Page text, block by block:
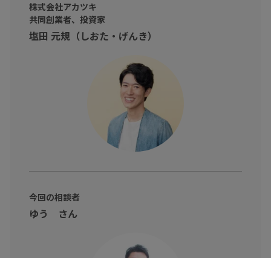
に、今ではローリスクな選択をするように。
一方、Web運用のIT企業で働くくわっちさんは、仕事・キャリア
悩めるビジネスパーソンへ、塩田氏が伝えたいこととは？
第一回、ゆうさんのお悩みはこちら！
株式会社アカツキ
共同創業者、投資家
塩田 元規（しおた・げんき）
今回の相談者
ゆう さん